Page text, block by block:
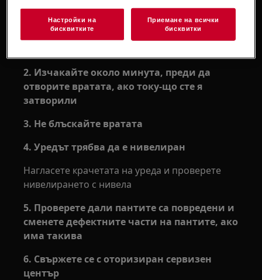
1. Натиснете с пръст един от ъглите на
уплътнението на вратата, за да
освободите част от вакуума - така вратата
2. Изчакайте около минута, преди да
отворите вратата, ако току-що сте я
затворили
3. Не блъскайте вратата
4. Уредът трябва да е нивелиран
Нагласете крачетата на уреда и проверете
нивелирането с нивела
5. Проверете дали пантите са повредени и
сменете дефектните части на пантите, ако
има такива
6. Свържете се с оторизиран сервизен
център
Настройки на
бисквитките
Приемане на всички
бисквитки